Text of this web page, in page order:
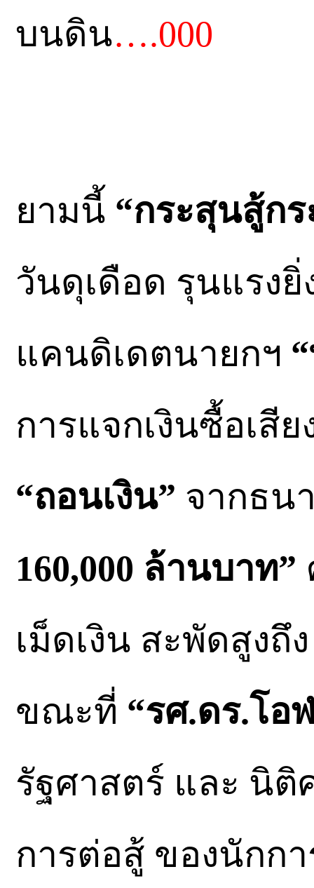
บนดิน….000
ยามนี้ “กระสุนสู้ก
วันดุเดือด รุนแรง
แคนดิเดตนายกฯ
การแจกเงินซื้อเสี
“ถอนเงิน” จากธน
160,000 ล้านบาท”
เม็ดเงิน สะพัดสูงถึ
ขณะที่ “รศ.ดร.โอ
รัฐศาสตร์ และ นิ
การต่อสู้ ของนักก